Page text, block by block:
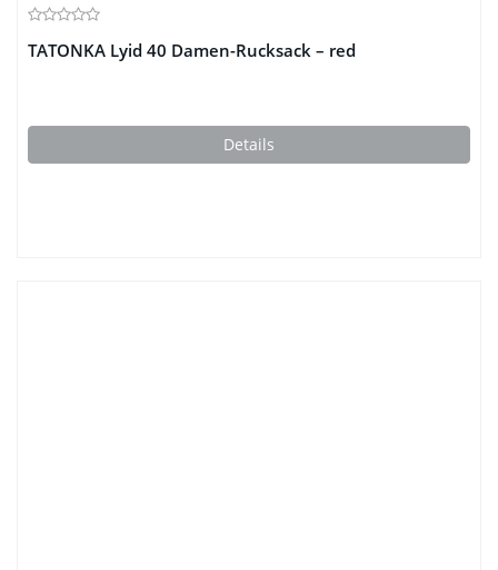
TATONKA Lyid 40 Damen-Rucksack – red
Details